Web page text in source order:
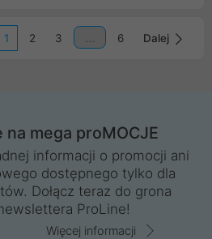
1 2 3 6 Dalej
na mega proMOCJE
informacji o promocji ani
dostępnego tylko dla
Dołącz teraz do grona
ProLine!
Więcej informacji